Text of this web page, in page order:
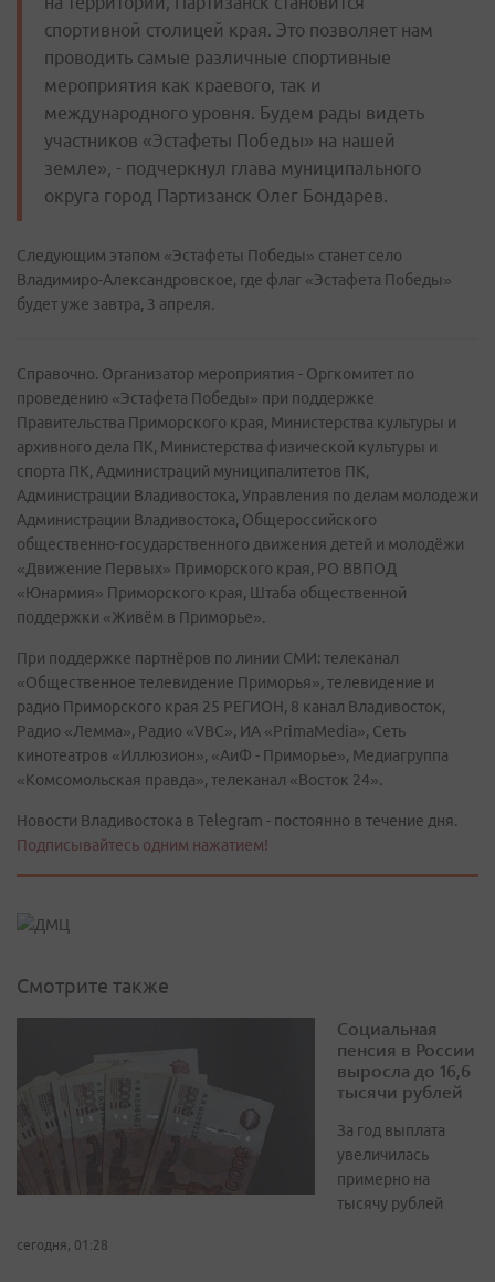
спортивной столицей края. Это позволяет нам
проводить самые различные спортивные
мероприятия как краевого, так и
международного уровня. Будем рады видеть
участников «Эстафеты Победы» на нашей
земле», - подчеркнул глава муниципального
округа город Партизанск Олег Бондарев.
Следующим этапом «Эстафеты Победы» станет село
Владимиро-Александровское, где флаг «Эстафета Победы»
будет уже завтра, 3 апреля.
Справочно. Организатор мероприятия - Оргкомитет по
проведению «Эстафета Победы» при поддержке
Правительства Приморского края, Министерства культуры и
архивного дела ПК, Министерства физической культуры и
спорта ПК, Администраций муниципалитетов ПК,
Администрации Владивостока, Управления по делам молодежи
Администрации Владивостока, Общероссийского
общественно-государственного движения детей и молодёжи
«Движение Первых» Приморского края, РО ВВПОД
«Юнармия» Приморского края, Штаба общественной
поддержки «Живём в Приморье».
При поддержке партнёров по линии СМИ: телеканал
«Общественное телевидение Приморья», телевидение и
радио Приморского края 25 РЕГИОН, 8 канал Владивосток,
Радио «Лемма», Радио «VBC», ИА «PrimaMedia», Сеть
кинотеатров «Иллюзион», «АиФ - Приморье», Медиагруппа
«Комсомольская правда», телеканал «Восток 24».
Новости Владивостока в Telegram - постоянно в течение дня.
Подписывайтесь одним нажатием!
Смотрите также
Социальная
пенсия в России
выросла до 16,6
тысячи рублей
За год выплата
увеличилась
примерно на
тысячу рублей
сегодня, 01:28